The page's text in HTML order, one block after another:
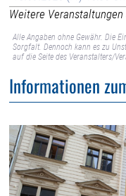
Weitere Veranstaltungen
Alle Angaben ohne Gewähr. Die
Sorgfalt. Dennoch kann es zu
auf die Seite des Veranstalters/
Informationen